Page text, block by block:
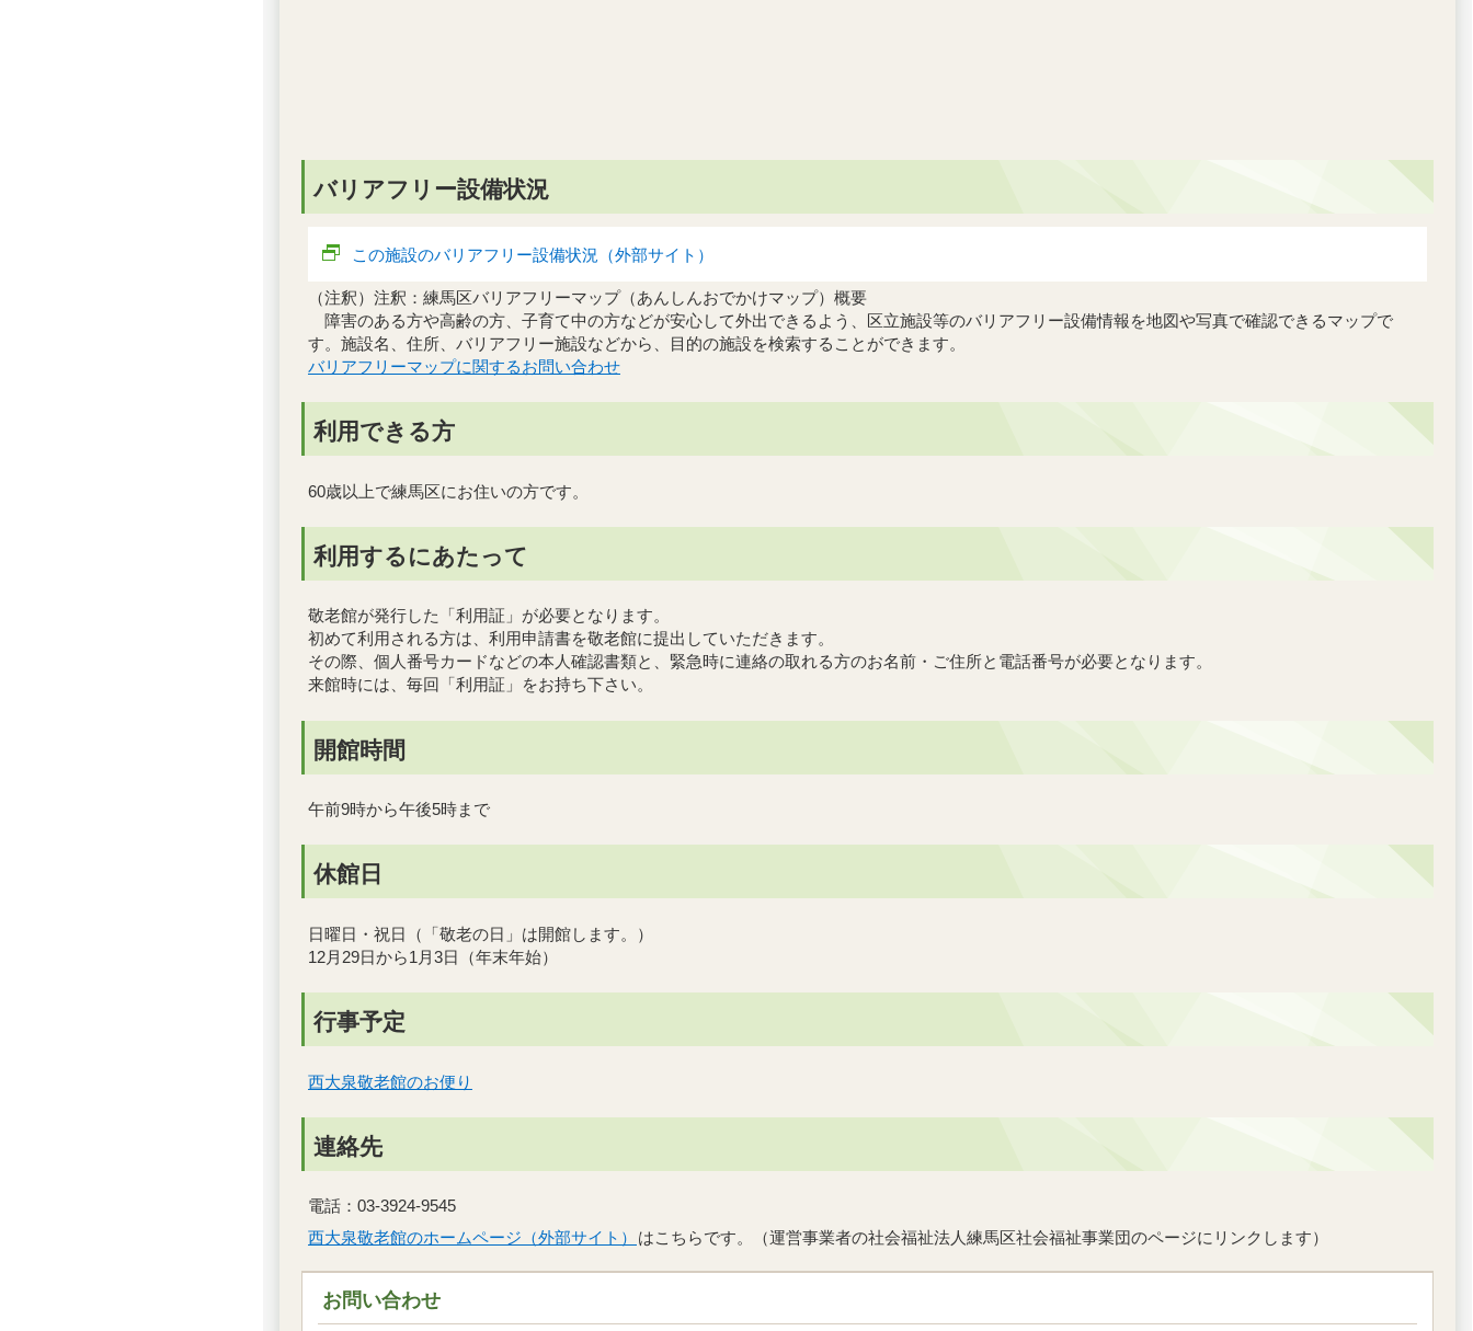
バリアフリー設備状況
この施設のバリアフリー設備状況（外部サイト）
（注釈）注釈：練馬区バリアフリーマップ（あんしんおでかけマップ）概要
障害のある方や高齢の方、子育て中の方などが安心して外出できるよう、区立施設等のバリアフリー設備情報を地図や写真で確認できるマップで
す。施設名、住所、バリアフリー施設などから、目的の施設を検索することができます。
バリアフリーマップに関するお問い合わせ
利用できる方
60歳以上で練馬区にお住いの方です。
利用するにあたって
敬老館が発行した「利用証」が必要となります。
初めて利用される方は、利用申請書を敬老館に提出していただきます。
その際、個人番号カードなどの本人確認書類と、緊急時に連絡の取れる方のお名前・ご住所と電話番号が必要となります。
来館時には、毎回「利用証」をお持ち下さい。
開館時間
午前9時から午後5時まで
休館日
日曜日・祝日（「敬老の日」は開館します。）
12月29日から1月3日（年末年始）
行事予定
西大泉敬老館のお便り
連絡先
電話：03-3924-9545
西大泉敬老館のホームページ（外部サイト）
はこちらです。（運営事業者の社会福祉法人練馬区社会福祉事業団のページにリンクします）
お問い合わせ